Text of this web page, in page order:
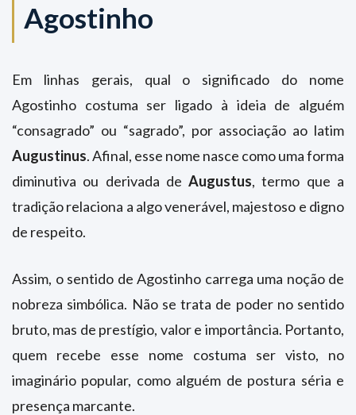
Agostinho
Em linhas gerais, qual o significado do nome
Agostinho costuma ser ligado à ideia de alguém
“consagrado” ou “sagrado”, por associação ao latim
Augustinus. Afinal, esse nome nasce como uma forma
diminutiva ou derivada deAugustus, termo que a
tradição relaciona a algo venerável, majestoso e digno
de respeito.
Assim, o sentido de Agostinho carrega uma noção de
nobreza simbólica. Não se trata de poder no sentido
bruto, mas de prestígio, valor e importância. Portanto,
quem recebe esse nome costuma ser visto, no
imaginário popular, como alguém de postura séria e
presença marcante.